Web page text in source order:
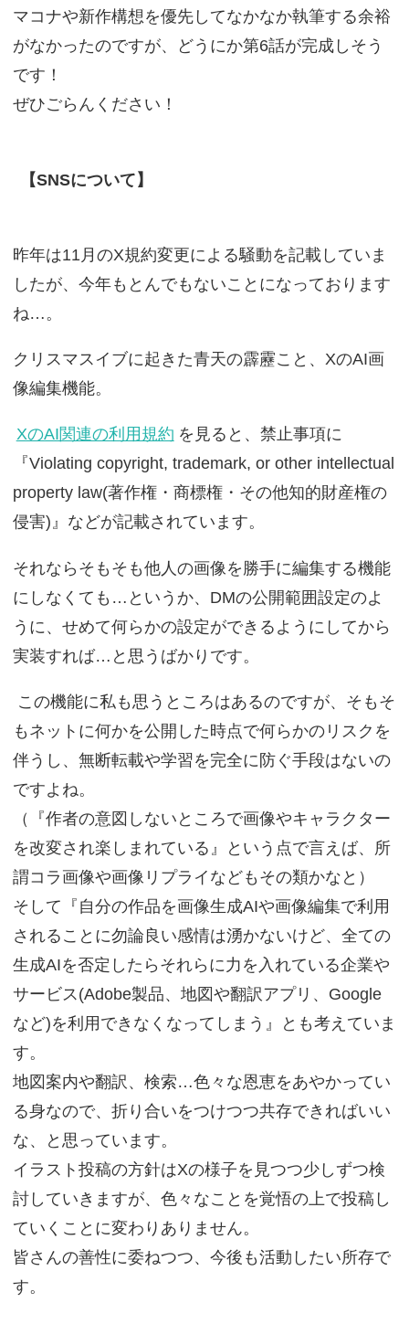
マコナや新作構想を優先してなかなか執筆する余裕
がなかったのですが、どうにか第6話が完成しそう
です！
ぜひごらんください！
【SNSについて】
昨年は11月のX規約変更による騒動を記載していま
したが、今年もとんでもないことになっております
ね…。
クリスマスイブに起きた青天の霹靂こと、XのAI画
像編集機能。
XのAI関連の利用規約 を見ると、禁止事項に
『Violating copyright, trademark, or other intellectual
property law(著作権・商標権・その他知的財産権の
侵害)』などが記載されています。
それならそもそも他人の画像を勝手に編集する機能
にしなくても…というか、DMの公開範囲設定のよ
うに、せめて何らかの設定ができるようにしてから
実装すれば…と思うばかりです。
この機能に私も思うところはあるのですが、そもそ
もネットに何かを公開した時点で何らかのリスクを
伴うし、無断転載や学習を完全に防ぐ手段はないの
ですよね。
（『作者の意図しないところで画像やキャラクター
を改変され楽しまれている』という点で言えば、所
謂コラ画像や画像リプライなどもその類かなと）
そして『自分の作品を画像生成AIや画像編集で利用
されることに勿論良い感情は湧かないけど、全ての
生成AIを否定したらそれらに力を入れている企業や
サービス(Adobe製品、地図や翻訳アプリ、Google
など)を利用できなくなってしまう』とも考えていま
す。
地図案内や翻訳、検索…色々な恩恵をあやかってい
る身なので、折り合いをつけつつ共存できればいい
な、と思っています。
イラスト投稿の方針はXの様子を見つつ少しずつ検
討していきますが、色々なことを覚悟の上で投稿し
ていくことに変わりありません。
皆さんの善性に委ねつつ、今後も活動したい所存で
す。